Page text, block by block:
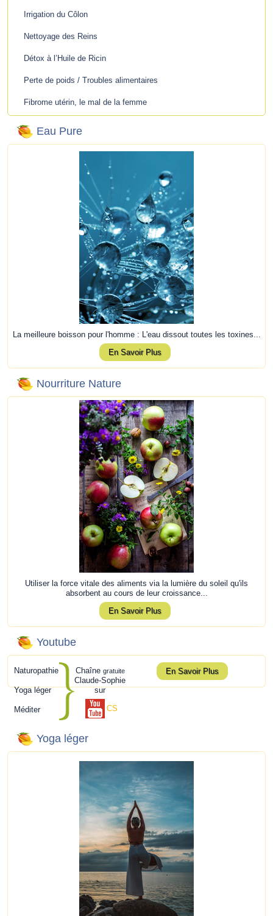
Irrigation du Côlon
Nettoyage des Reins
Détox à l’Huile de Ricin
Perte de poids / Troubles alimentaires
Fibrome utérin, le mal de la femme
Eau Pure
La meilleure boisson pour l'homme : L'eau dissout toutes les toxines...
En Savoir Plus
Nourriture Nature
Utiliser la force vitale des aliments via la lumière du soleil qu'ils
absorbent au cours de leur croissance...
En Savoir Plus
Youtube
Naturopathie
Yoga léger
Méditer
Chaîne gratuite
Claude-Sophie
sur
CS
En Savoir Plus
Yoga léger